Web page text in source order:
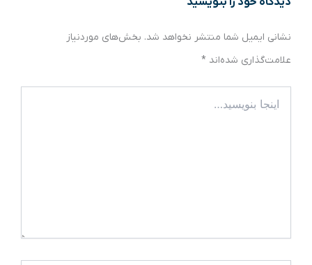
نشانی ایمیل شما منتشر نخواهد شد. بخش‌های موردنیاز
علامت‌گذاری شده‌اند *
بنویسید…